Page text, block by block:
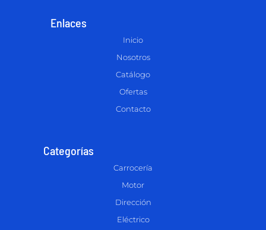
Enlaces
Inicio
Nosotros
Catálogo
Ofertas
Contacto
Categorías
Carrocería
Motor
Dirección
Eléctrico